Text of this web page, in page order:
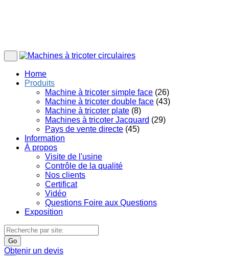
Home
Produits
Machine à tricoter simple face (26)
Machine à tricoter double face (43)
Machine à tricoter plate (8)
Machines à tricoter Jacquard (29)
Pays de vente directe (45)
Information
À propos
Visite de l'usine
Contrôle de la qualité
Nos clients
Certificat
Vidéo
Questions Foire aux Questions
Exposition
Go
Obtenir un devis